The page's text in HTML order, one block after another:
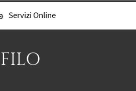
Servizi Online